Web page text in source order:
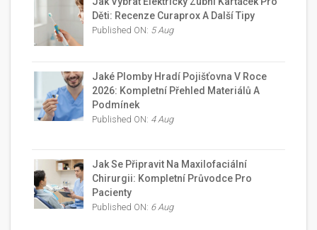
Děti: Recenze Curaprox A Další Tipy
Published ON: 5 Aug
Jaké Plomby Hradí Pojišťovna V Roce
2026: Kompletní Přehled Materiálů A
Podmínek
Published ON: 4 Aug
Jak Se Připravit Na Maxilofaciální
Chirurgii: Kompletní Průvodce Pro
Pacienty
Published ON: 6 Aug